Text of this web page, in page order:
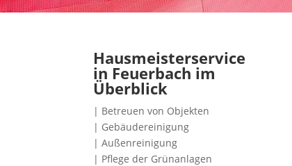
Hausmeisterservice
in Feuerbach im
Überblick
| Betreuen von Objekten
| Gebäudereinigung
| Außenreinigung
| Pflege der Grünanlagen